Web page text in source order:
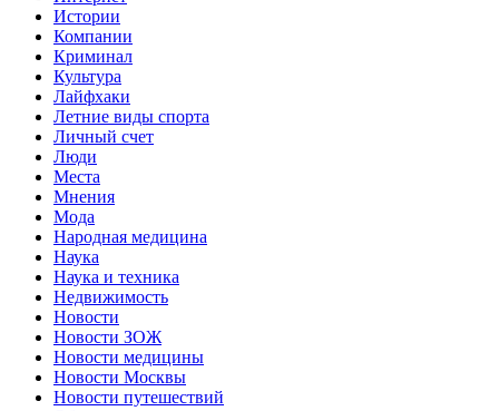
Истории
Компании
Криминал
Культура
Лайфхаки
Летние виды спорта
Личный счет
Люди
Места
Мнения
Мода
Народная медицина
Наука
Наука и техника
Недвижимость
Новости
Новости ЗОЖ
Новости медицины
Новости Москвы
Новости путешествий